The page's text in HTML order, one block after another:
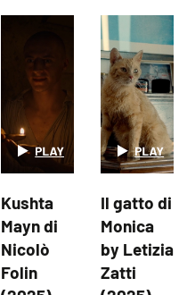
Kushta
Mayn di
Nicolò
Folin
Il gatto di
Monica
by Letizia
Zatti